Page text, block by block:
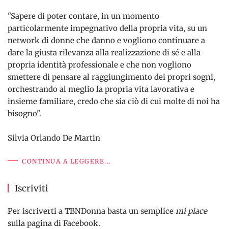
"Sapere di poter contare, in un momento
particolarmente impegnativo della propria vita, su un
network di donne che danno e vogliono continuare a
dare la giusta rilevanza alla realizzazione di sé e alla
propria identità professionale e che non vogliono
smettere di pensare al raggiungimento dei propri sogni,
orchestrando al meglio la propria vita lavorativa e
insieme familiare, credo che sia ciò di cui molte di noi ha
bisogno".
Silvia Orlando De Martin
CONTINUA A LEGGERE...
Iscriviti
Per iscriverti a TBNDonna basta un semplice mi piace
sulla pagina di Facebook.